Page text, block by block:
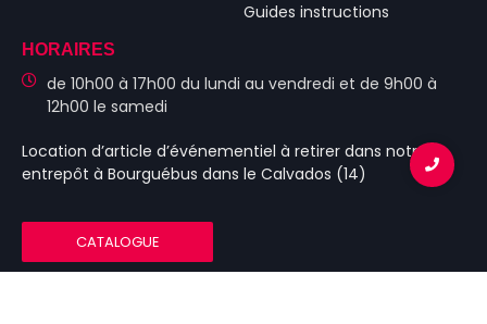
Guides instructions
HORAIRES
de 10h00 à 17h00 du lundi au vendredi et de 9h00 à
12h00 le samedi
Location d’article d’événementiel à retirer dans notre
entrepôt à Bourguébus dans le Calvados (14)
CATALOGUE